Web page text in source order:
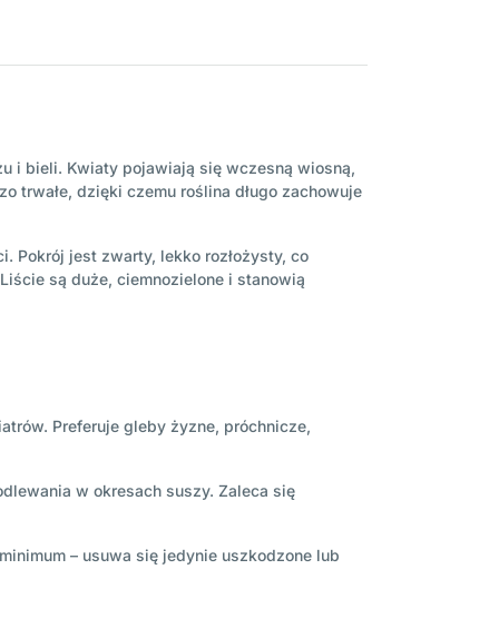
i bieli. Kwiaty pojawiają się wczesną wiosną,
trwałe, dzięki czemu roślina długo zachowuje
Pokrój jest zwarty, lekko rozłożysty, co
są duże, ciemnozielone i stanowią
Preferuje gleby żyzne, próchnicze,
w okresach suszy. Zaleca się
– usuwa się jedynie uszkodzone lub